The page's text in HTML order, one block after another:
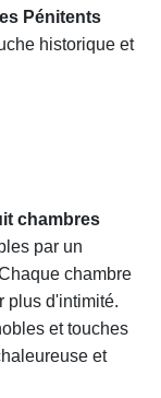
Pénitents
historique et
chambres
par un
chambre
plus d'intimité.
et touches
et